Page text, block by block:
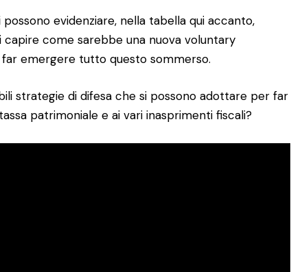
evidenziare, nella tabella qui accanto,
come sarebbe una nuova voluntary
emergere tutto questo sommerso.
strategie di difesa che si possono adottare per far
patrimoniale e ai vari inasprimenti fiscali?